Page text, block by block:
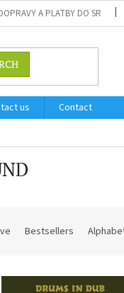
A PLATBY DO SR
us
Contact
Bestsellers